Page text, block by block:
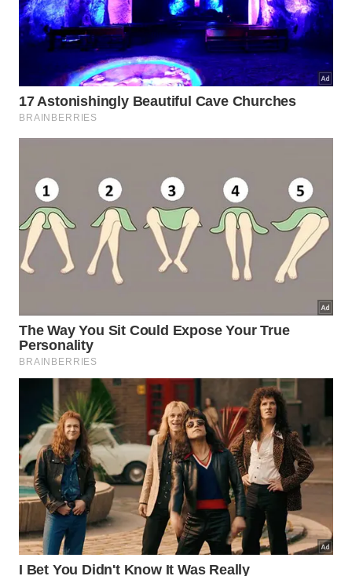
locais subir ao alto do monte nos fins de tarde para
assistir (e aplaudir) o pôr do sol.
Wellington tem mais bares e restaurantes per capita
do que Nova York, e com um campo rico ao Norte e
estabelecimentos são espetacularmente bons. Há
ainda os locais que vendem cervejas artesanais e
um café lendário. Todos os anos, ainda há o festival
Beervana, que reúne alguns dos melhores mestres
cervejeiros neozelandeses na cidade para
competições e eventos de degustação das
produções caseiras feitas em todo o país.